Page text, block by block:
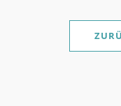
Sanierung in